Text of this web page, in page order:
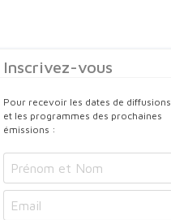
Inscrivez-vous
Pour recevoir les dates de diffusions
et les programmes des prochaines
émissions :